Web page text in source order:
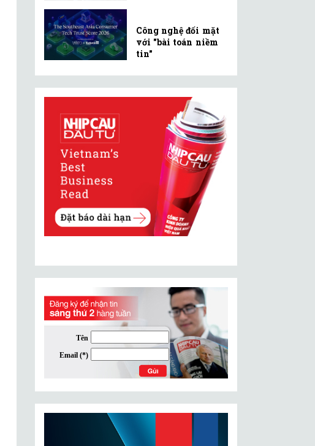
Công nghệ đối mặt
với "bài toán niềm
tin"